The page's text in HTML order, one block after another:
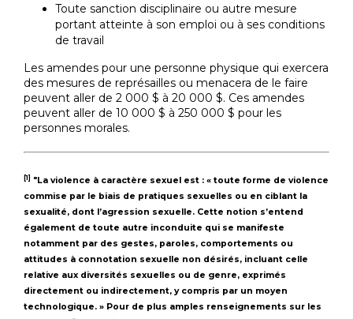
Toute sanction disciplinaire ou autre mesure
portant atteinte à son emploi ou à ses conditions
de travail
Les amendes pour une personne physique qui exercera
des mesures de représailles ou menacera de le faire
peuvent aller de 2 000 $ à 20 000 $. Ces amendes
peuvent aller de 10 000 $ à 250 000 $ pour les
personnes morales.
[1] "La violence à caractère sexuel est : « toute forme de violence
commise par le biais de pratiques sexuelles ou en ciblant la
sexualité, dont l’agression sexuelle. Cette notion s’entend
également de toute autre inconduite qui se manifeste
notamment par des gestes, paroles, comportements ou
attitudes à connotation sexuelle non désirés, incluant celle
relative aux diversités sexuelles ou de genre, exprimés
directement ou indirectement, y compris par un moyen
technologique. » Pour de plus amples renseignements sur les